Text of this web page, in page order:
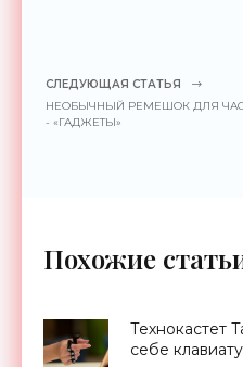
СЛЕДУЮЩАЯ СТАТЬЯ
НЕОБЫЧНЫЙ РЕМЕШОК ДЛЯ
- «ГАДЖЕТЫ»
Похожие
Технокастет
себе